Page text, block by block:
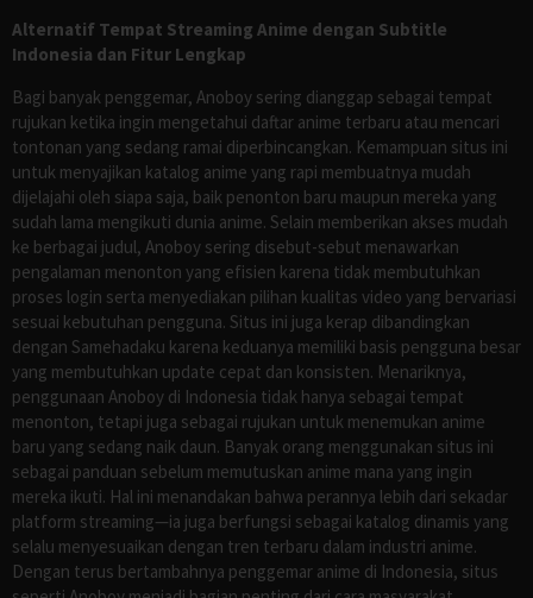
Alternatif Tempat Streaming Anime dengan Subtitle
Indonesia dan Fitur Lengkap
Bagi banyak penggemar, Anoboy sering dianggap sebagai tempat
rujukan ketika ingin mengetahui daftar anime terbaru atau mencari
tontonan yang sedang ramai diperbincangkan. Kemampuan situs ini
untuk menyajikan katalog anime yang rapi membuatnya mudah
dijelajahi oleh siapa saja, baik penonton baru maupun mereka yang
sudah lama mengikuti dunia anime. Selain memberikan akses mudah
ke berbagai judul, Anoboy sering disebut-sebut menawarkan
pengalaman menonton yang efisien karena tidak membutuhkan
proses login serta menyediakan pilihan kualitas video yang bervariasi
sesuai kebutuhan pengguna. Situs ini juga kerap dibandingkan
dengan Samehadaku karena keduanya memiliki basis pengguna besar
yang membutuhkan update cepat dan konsisten. Menariknya,
penggunaan Anoboy di Indonesia tidak hanya sebagai tempat
menonton, tetapi juga sebagai rujukan untuk menemukan anime
baru yang sedang naik daun. Banyak orang menggunakan situs ini
sebagai panduan sebelum memutuskan anime mana yang ingin
mereka ikuti. Hal ini menandakan bahwa perannya lebih dari sekadar
platform streaming—ia juga berfungsi sebagai katalog dinamis yang
selalu menyesuaikan dengan tren terbaru dalam industri anime.
Dengan terus bertambahnya penggemar anime di Indonesia, situs